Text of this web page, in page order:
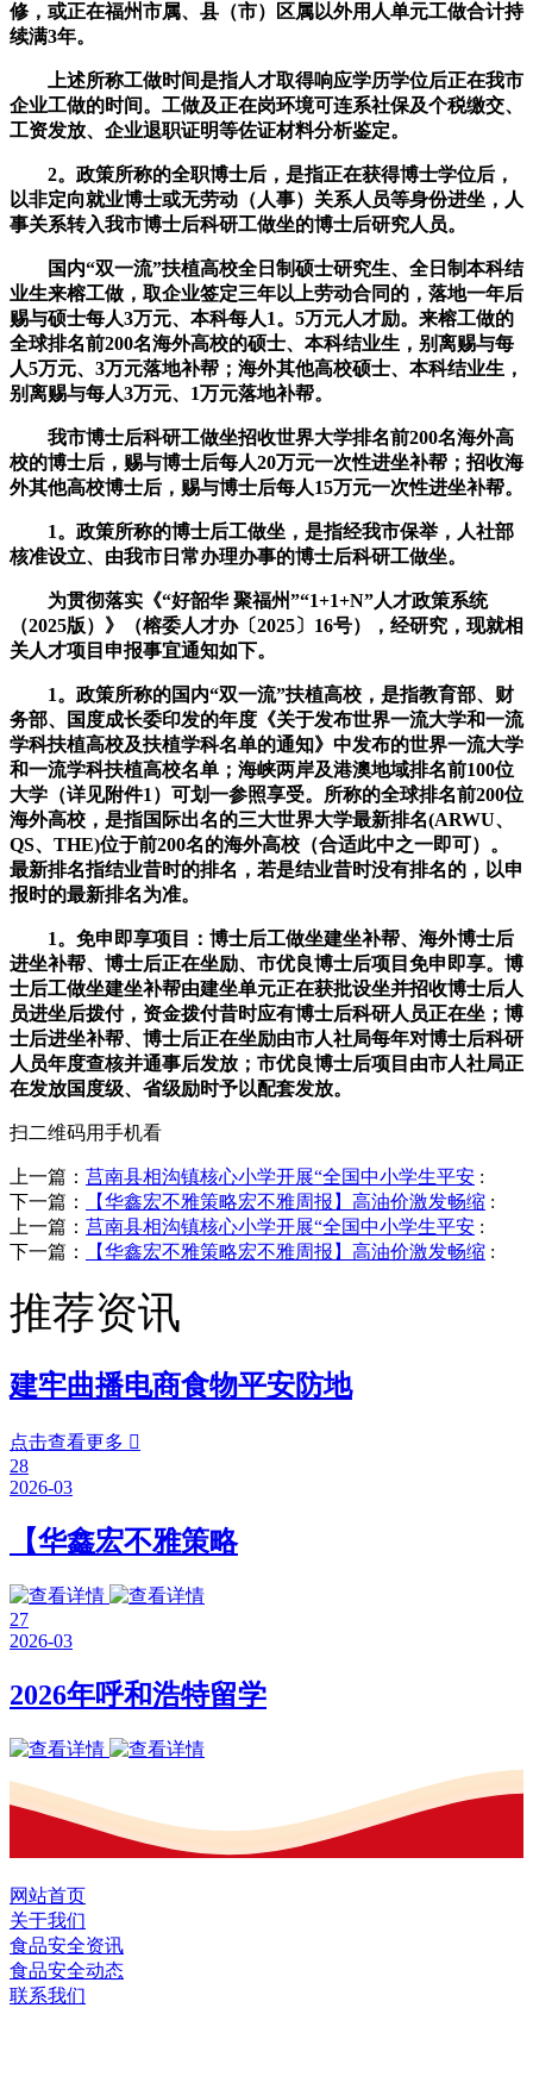
修，或正在福州市属、县（市）区属以外用人单元工做合计持
续满3年。
上述所称工做时间是指人才取得响应学历学位后正在我市
企业工做的时间。工做及正在岗环境可连系社保及个税缴交、
工资发放、企业退职证明等佐证材料分析鉴定。
2。政策所称的全职博士后，是指正在获得博士学位后，
以非定向就业博士或无劳动（人事）关系人员等身份进坐，人
事关系转入我市博士后科研工做坐的博士后研究人员。
国内“双一流”扶植高校全日制硕士研究生、全日制本科结
业生来榕工做，取企业签定三年以上劳动合同的，落地一年后
赐与硕士每人3万元、本科每人1。5万元人才励。来榕工做的
全球排名前200名海外高校的硕士、本科结业生，别离赐与每
人5万元、3万元落地补帮；海外其他高校硕士、本科结业生，
别离赐与每人3万元、1万元落地补帮。
我市博士后科研工做坐招收世界大学排名前200名海外高
校的博士后，赐与博士后每人20万元一次性进坐补帮；招收海
外其他高校博士后，赐与博士后每人15万元一次性进坐补帮。
1。政策所称的博士后工做坐，是指经我市保举，人社部
核准设立、由我市日常办理办事的博士后科研工做坐。
为贯彻落实《“好韶华 聚福州”“1+1+N”人才政策系统
（2025版）》（榕委人才办〔2025〕16号），经研究，现就相
关人才项目申报事宜通知如下。
1。政策所称的国内“双一流”扶植高校，是指教育部、财
务部、国度成长委印发的年度《关于发布世界一流大学和一流
学科扶植高校及扶植学科名单的通知》中发布的世界一流大学
和一流学科扶植高校名单；海峡两岸及港澳地域排名前100位
大学（详见附件1）可划一参照享受。所称的全球排名前200位
海外高校，是指国际出名的三大世界大学最新排名(ARWU、
QS、THE)位于前200名的海外高校（合适此中之一即可）。
最新排名指结业昔时的排名，若是结业昔时没有排名的，以申
报时的最新排名为准。
1。免申即享项目：博士后工做坐建坐补帮、海外博士后
进坐补帮、博士后正在坐励、市优良博士后项目免申即享。博
士后工做坐建坐补帮由建坐单元正在获批设坐并招收博士后人
员进坐后拨付，资金拨付昔时应有博士后科研人员正在坐；博
士后进坐补帮、博士后正在坐励由市人社局每年对博士后科研
人员年度查核并通事后发放；市优良博士后项目由市人社局正
在发放国度级、省级励时予以配套发放。
扫二维码用手机看
上一篇： 莒南县相沟镇核心小学开展“全国中小学生平安 :
下一篇：
【华鑫宏不雅策略宏不雅周报】高油价激发畅缩 :
上一篇： 莒南县相沟镇核心小学开展“全国中小学生平安 :
下一篇：
【华鑫宏不雅策略宏不雅周报】高油价激发畅缩 :
推荐资讯
建牢曲播电商食物平安防地
点击查看更多 
28
2026-03
【华鑫宏不雅策略
27
2026-03
2026年呼和浩特留学
网站首页
关于我们
食品安全资讯
食品安全动态
联系我们